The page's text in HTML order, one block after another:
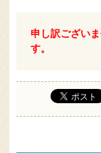
申し訳ござい
す。